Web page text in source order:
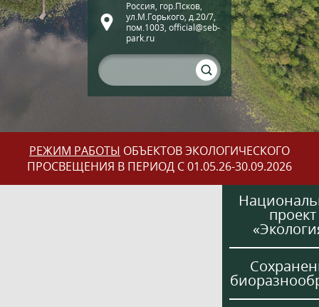
Россия, гор.Псков,
ул.М.Горького, д.20/7,
пом.1003, official@seb-
park.ru
РЕЖИМ РАБОТЫ ОБЪЕКТОВ ЭКОЛОГИЧЕСКОГО
ПРОСВЕЩЕНИЯ В ПЕРИОД С 01.05.26-30.09.2026
проект